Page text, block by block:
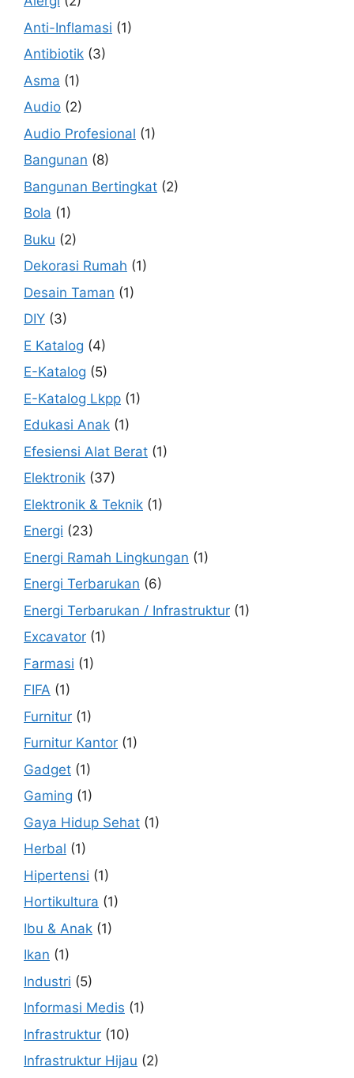
Anti-Inflamasi (1)
Antibiotik (3)
Asma (1)
Audio (2)
Audio Profesional (1)
Bangunan (8)
Bangunan Bertingkat (2)
Bola (1)
Buku (2)
Dekorasi Rumah (1)
Desain Taman (1)
DIY (3)
E Katalog (4)
E-Katalog (5)
E-Katalog Lkpp (1)
Edukasi Anak (1)
Efesiensi Alat Berat (1)
Elektronik (37)
Elektronik & Teknik (1)
Energi (23)
Energi Ramah Lingkungan (1)
Energi Terbarukan (6)
Energi Terbarukan / Infrastruktur (1)
Excavator (1)
Farmasi (1)
FIFA (1)
Furnitur (1)
Furnitur Kantor (1)
Gadget (1)
Gaming (1)
Gaya Hidup Sehat (1)
Herbal (1)
Hipertensi (1)
Hortikultura (1)
Ibu & Anak (1)
Ikan (1)
Industri (5)
Informasi Medis (1)
Infrastruktur (10)
Infrastruktur Hijau (2)